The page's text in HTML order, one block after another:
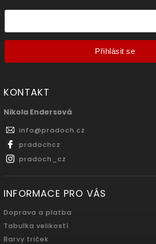
Přihlásit se
KONTAKT
Nikola Endersová
info@pradoch.cz
pradochcz
pradoch_cz
INFORMACE PRO VÁS
Doprava a platba
Tabulka velikostí
Barvy triček